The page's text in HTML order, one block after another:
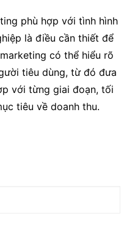
phù hợp với tình hình
là điều cần thiết để
có thể hiểu rõ
tiêu dùng, từ đó đưa
với từng giai đoạn, tối
tiêu về doanh thu.